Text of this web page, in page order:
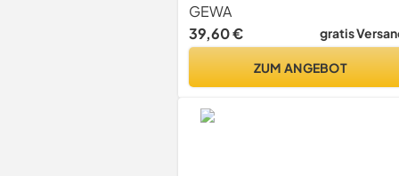
GEWA
39,60 €
gratis
ZUM ANGEBOT